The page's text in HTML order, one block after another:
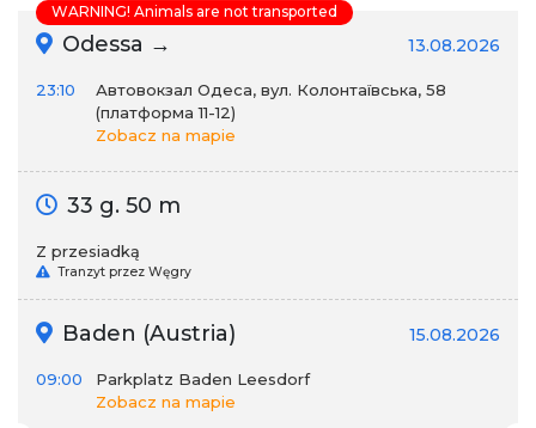
Odessa → 13.08.2026
23:10
Автовокзал Одеса, вул. Колонтаївська, 58
(платформа 11-12)
Zobacz na mapie
33 g. 50 m
Z przesiadką
Tranzyt przez Węgry
Baden (Austria) 15.08.2026
09:00
Parkplatz Baden Leesdorf
Zobacz na mapie
WARNING! Animals are not transported